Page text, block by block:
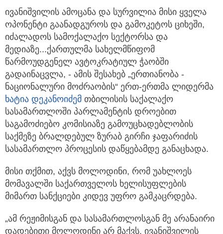
ივანიშვილის ამოცანა და სურვილია მისი ყველა
ოპონენტი გაანადგუროს და გამოკეტოს ციხეში,
იძალადოს სამოქალაქო სექტორსა და
მედიაზე...ქართულმა სახელმწიფომ
წარმოუდგენელ ავტოკრატიულ ჭაობში
გადაინაცვლა, - ამის შესახებ „ერთიანობა -
ნაციონალური მოძრაობის“ ერთ-ერთმა ლიდერმა
ხატია დეკანოიძემ თბილისის საქალაქო
სასამართლოში პარლამენტის დროებით
საგამოძიებო კომისიაზე გამოუცხადებლობის
საქმეზე ბრალდებულ ზურაბ გირჩი ჯაფარიძის
სასამართლო პროცესის დაწყებამდე განაცხადა.
მისი თქმით, აქვს მოლოდინი, რომ უახლოეს
მომავალში საქართველოს ხელისუფლების
მიმართ სანქციები კიდევ უფრო გამკაცრდება.
„ამ რეჟიმისგან და სასამართლოსგან მე არანაირი
დადებითი მოლოდინი არ მაქვს. ივანიშვილის